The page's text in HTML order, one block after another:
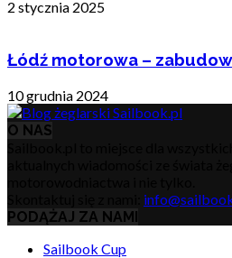
2 stycznia 2025
Łódź motorowa –
10 grudnia 2024
O NAS
PODĄŻAJ ZA NAMI
Sailbook Cup